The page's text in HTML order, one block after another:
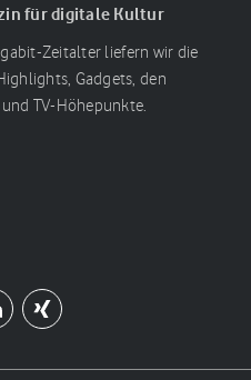
für digitale Kultur
Zeitalter liefern wir die
Gadgets, den
TV-Höhepunkte.